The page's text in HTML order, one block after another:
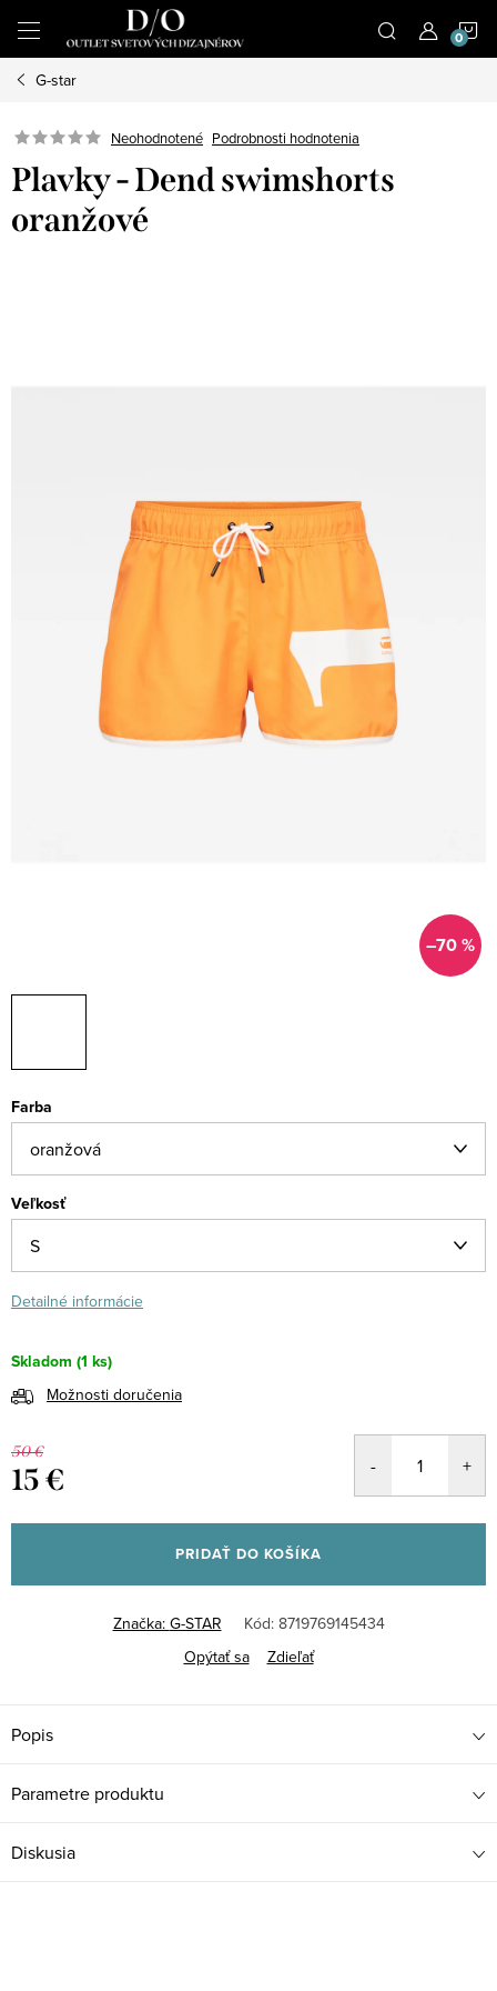
obsah
G-star
Neohodnotené Podrobnosti hodnotenia
Plavky - Dend swimshorts
oranžové
–70 %
Farba
Veľkosť
Detailné informácie
Skladom (1 ks)
Možnosti doručenia
50 €
15 €
cena:
PRIDAŤ DO KOŠÍKA
Značka: G-STAR Kód: 8719769145434
Opýtať sa
Zdieľať
Popis
Parametre produktu
Diskusia